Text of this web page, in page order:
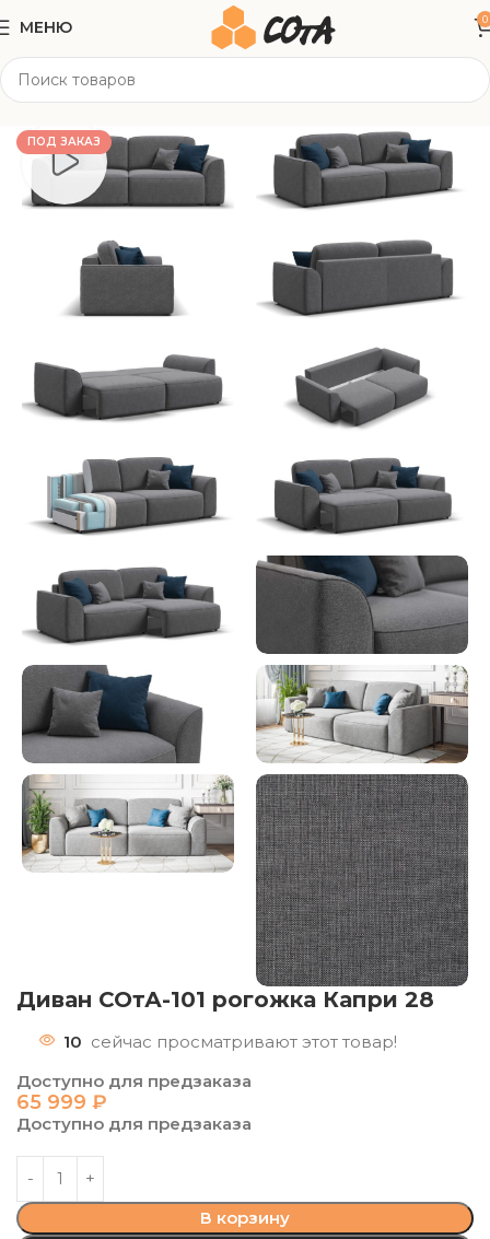
МЕНЮ 0
Мягкая мебель
ПОД ЗАКАЗ
Диван СОтА-101 рогожка Капри 28
10 сейчас просматривают этот товар!
Доступно для предзаказа
65 999 ₽
Доступно для предзаказа
В корзину